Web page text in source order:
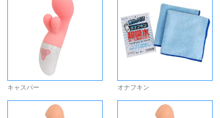
キャスパー オナフキン